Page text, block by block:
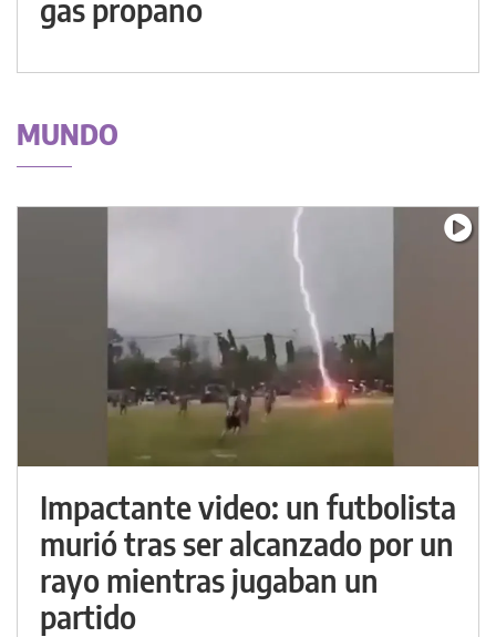
gas propano
MUNDO
Impactante video: un futbolista
murió tras ser alcanzado por un
rayo mientras jugaban un
partido